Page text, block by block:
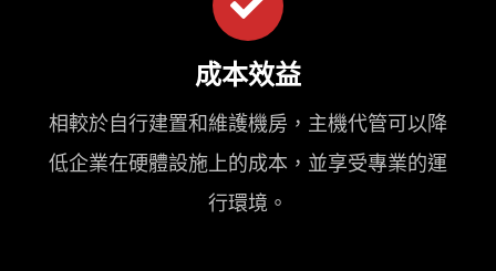
成本效益
相較於自行建置和維護機房，主機代管可以降
低企業在硬體設施上的成本，並享受專業的運
行環境。